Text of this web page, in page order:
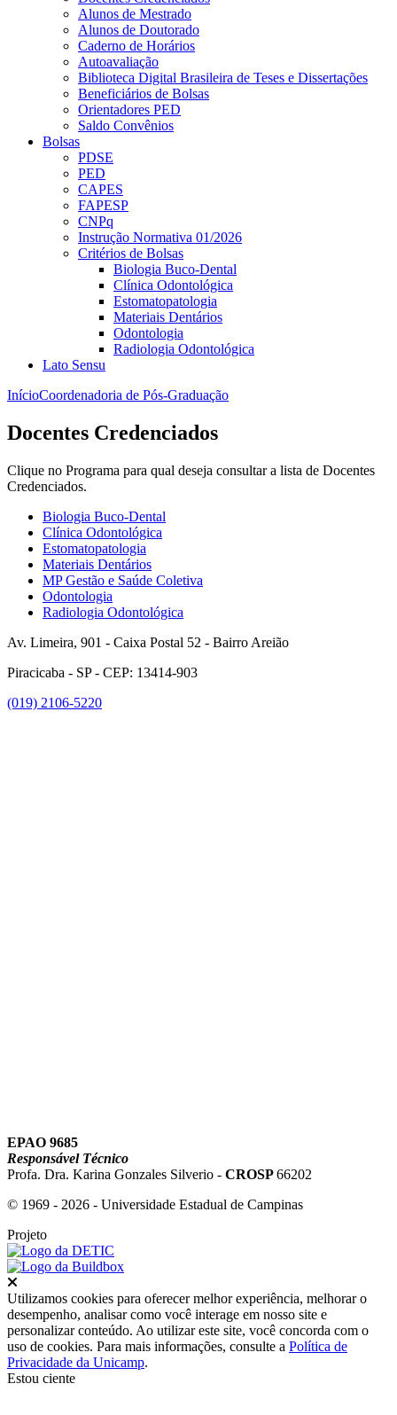
Alunos de Mestrado
Alunos de Doutorado
Caderno de Horários
Autoavaliação
Biblioteca Digital Brasileira de Teses e Dissertações
Beneficiários de Bolsas
Orientadores PED
Saldo Convênios
Bolsas
PDSE
PED
CAPES
FAPESP
CNPq
Instrução Normativa 01/2026
Critérios de Bolsas
Biologia Buco-Dental
Clínica Odontológica
Estomatopatologia
Materiais Dentários
Odontologia
Radiologia Odontológica
Lato Sensu
InícioCoordenadoria de Pós-Graduação
Docentes Credenciados
Clique no Programa para qual deseja consultar a lista de Docentes
Credenciados.
Biologia Buco-Dental
Clínica Odontológica
Estomatopatologia
Materiais Dentários
MP Gestão e Saúde Coletiva
Odontologia
Radiologia Odontológica
Av. Limeira, 901 - Caixa Postal 52 - Bairro Areião
Piracicaba - SP - CEP: 13414-903
(019) 2106-5220
EPAO 9685
Responsável Técnico
Profa. Dra. Karina Gonzales Silverio - CROSP66202
© 1969 - 2026 - Universidade Estadual de Campinas
Projeto
Utilizamos cookies para oferecer melhor experiência, melhorar o
desempenho, analisar como você interage em nosso site e
personalizar conteúdo. Ao utilizar este site, você concorda com o
uso de cookies. Para mais informações, consulte a Política de
Privacidade da Unicamp.
Estou ciente